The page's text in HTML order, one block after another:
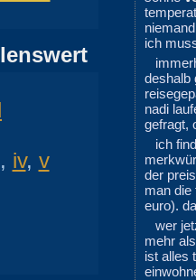
, iv, v
ich
deshalb
nadi
gefragt,
ich
der
man die
euro).
wer
mehr
ist alles